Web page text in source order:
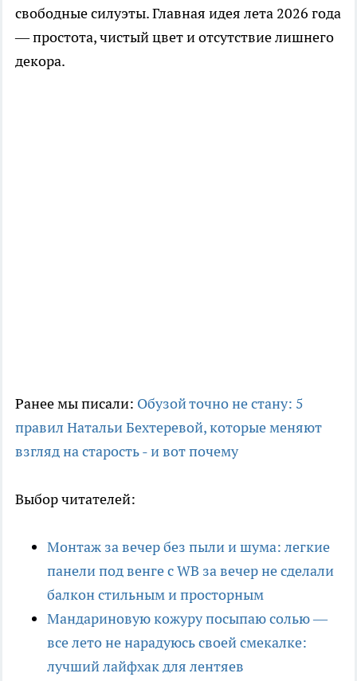
свободные силуэты. Главная идея лета 2026 года
— простота, чистый цвет и отсутствие лишнего
декора.
Ранее мы писали: Обузой точно не стану: 5
правил Натальи Бехтеревой, которые меняют
взгляд на старость - и вот почему
Выбор читателей:
Монтаж за вечер без пыли и шума: легкие
панели под венге с WB за вечер не сделали
балкон стильным и просторным
Мандариновую кожуру посыпаю солью —
все лето не нарадуюсь своей смекалке:
лучший лайфхак для лентяев